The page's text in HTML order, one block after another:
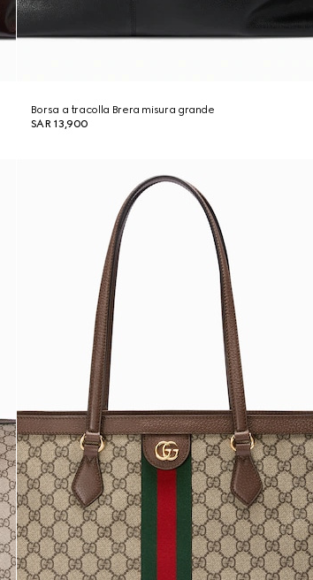
Borsa a tracolla Brera misura grande
SAR 13,900